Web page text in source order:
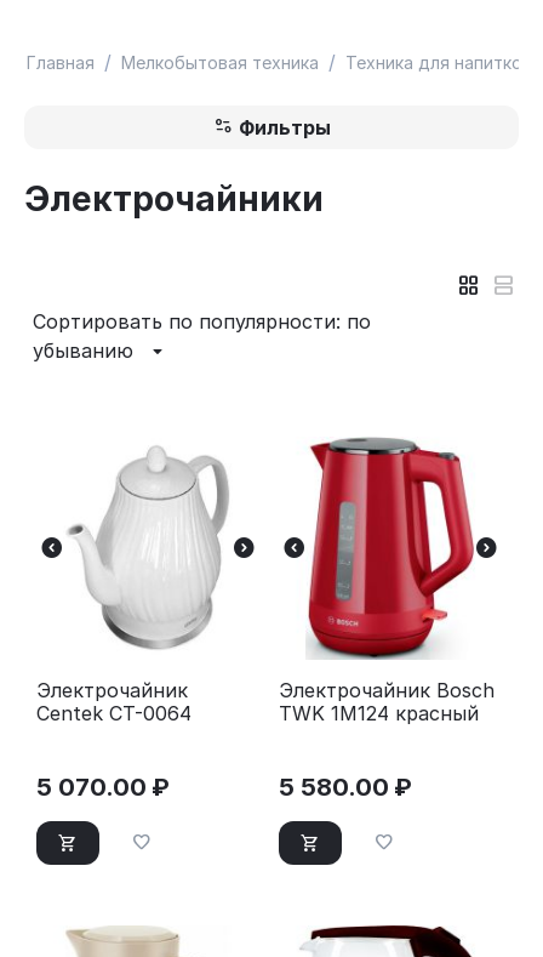
Главная / Мелкобытовая техника / Техника для напитков
Фильтры
Электрочайники
Сортировать по популярности: по
убыванию
Электрочайник
Centek CT-0064
5 070.00 ₽
Электрочайник Bosch
TWK 1M124 красный
5 580.00 ₽